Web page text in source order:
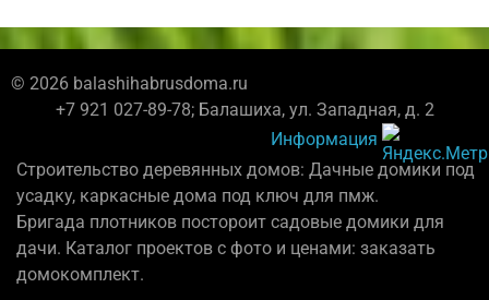
© 2026 balashihabrusdoma.ru
+7 921 027-89-78; Балашиха, ул. Западная, д. 2
Информация
Строительство деревянных домов: Дачные домики под
усадку, каркасные дома под ключ для пмж.
Бригада плотников постороит садовые домики для
дачи. Каталог проектов с фото и ценами: заказать
домокомплект.